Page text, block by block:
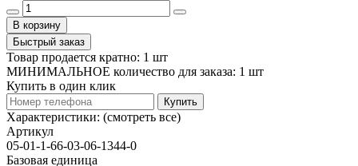
В корзину
Быстрый заказ
Товар продается кратно: 1 шт
МИНИМАЛЬНОЕ количество для заказа: 1 шт
Купить в один клик
Купить
Характеристики: (смотреть все)
Артикул
05-01-1-66-03-06-1344-0
Базовая единица